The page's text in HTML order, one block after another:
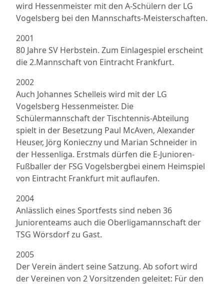
wird Hessenmeister mit den A-Schülern der LG
Vogelsberg bei den Mannschafts-Meisterschaften.
2001
80 Jahre SV Herbstein. Zum Einlagespiel erscheint
die 2.Mannschaft von Eintracht Frankfurt.
2002
Auch Johannes Schelleis wird mit der LG
Vogelsberg Hessenmeister. Die
Schülermannschaft der Tischtennis-Abteilung
spielt in der Besetzung Paul McAven, Alexander
Heuser, Jörg Konieczny und Marian Schneider in
der Hessenliga. Erstmals dürfen die E-Junioren-
Fußballer der FSG Vogelsbergbei einem Heimspiel
von Eintracht Frankfurt mit auflaufen.
2004
Anlässlich eines Sportfests sind neben 36
Juniorenteams auch die Oberligamannschaft der
TSG Wörsdorf zu Gast.
2005
Der Verein ändert seine Satzung. Ab sofort wird
der Vereinen von 2 Vorsitzenden geleitet: Für den